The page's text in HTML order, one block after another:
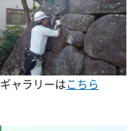
ギャラリーはこちら